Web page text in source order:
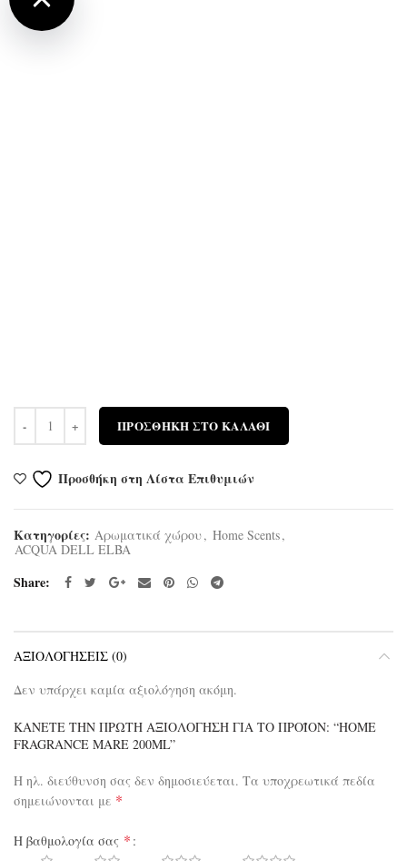
ΠΡΟΣΘΉΚΗ ΣΤΟ ΚΑΛΆΘΙ
Προσθήκη στη Λίστα Επιθυμιών
Κατηγορίες: Αρωματικά χώρου, Home Scents,
ACQUA DELL ELBA
Share
ΑΞΙΟΛΟΓΉΣΕΙΣ (0)
Δεν υπάρχει καμία αξιολόγηση ακόμη.
ΚΆΝΕΤΕ ΤΗΝ ΠΡΏΤΗ ΑΞΙΟΛΌΓΗΣΗ ΓΙΑ ΤΟ ΠΡΟΪΌΝ: “HOME
FRAGRANCE MARE 200ML”
Η ηλ. διεύθυνση σας δεν δημοσιεύεται. Τα υποχρεωτικά πεδία
σημειώνονται με *
Η βαθμολογία σας *